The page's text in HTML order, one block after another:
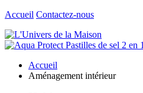
Accueil Contactez-nous
Accueil
Aménagement intérieur